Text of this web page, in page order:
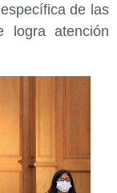
de las
logra atención